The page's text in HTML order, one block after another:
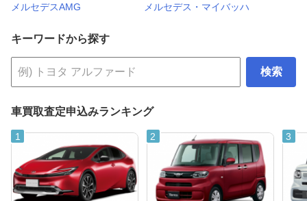
メルセデスAMG
メルセデス・マイバッハ
キーワードから探す
検索
車買取査定申込みランキング